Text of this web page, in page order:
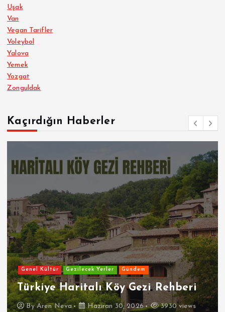
Uşak
Van
Vegan Tarifler
Voleybol
Yalova
Yemek
Yozgat
Zonguldak
Kaçırdığın Haberler
Genel Kültür Gezilecek Yerler Gündem
Türkiye Haritalı Köy Gezi Rehberi
ByAren Neva Haziran 30, 2026 3930 views